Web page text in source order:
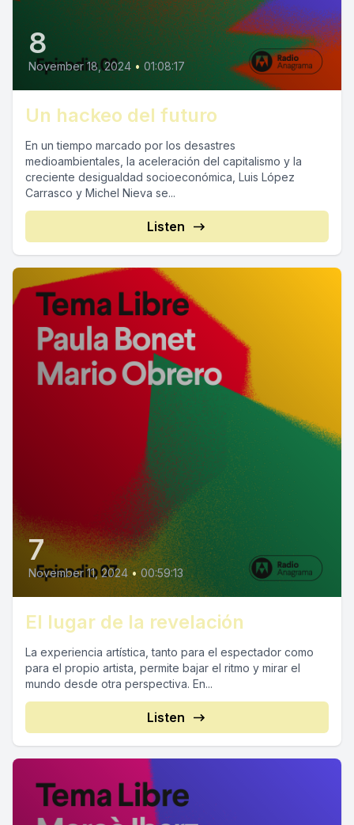
8
November 18, 2024 • 01:08:17
Un hackeo del futuro
En un tiempo marcado por los desastres
medioambientales, la aceleración del capitalismo y la
creciente desigualdad socioeconómica, Luis López
Carrasco y Michel Nieva se...
Listen
7
November 11, 2024 • 00:59:13
El lugar de la revelación
La experiencia artística, tanto para el espectador como
para el propio artista, permite bajar el ritmo y mirar el
mundo desde otra perspectiva. En...
Listen